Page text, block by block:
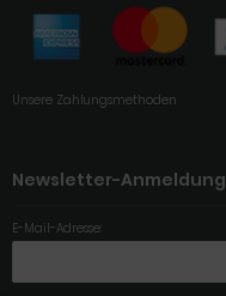
Unsere Zahlungsmethoden
Newsletter-Anmeldung
E-Mail-Adresse: